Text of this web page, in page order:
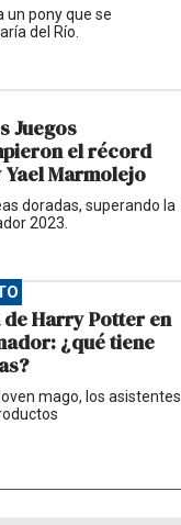
un pony que se
del Río.
Juegos
el récord
Marmolejo
doradas, superando la
2023.
Harry Potter en
¿qué tiene
mago, los asistentes